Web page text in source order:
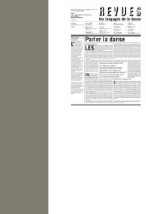
L'ÉCOLE
ENSEIGNEMENT